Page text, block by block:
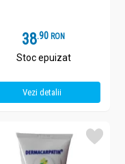
38.9 RON
Stoc epuizat
Vezi detalii